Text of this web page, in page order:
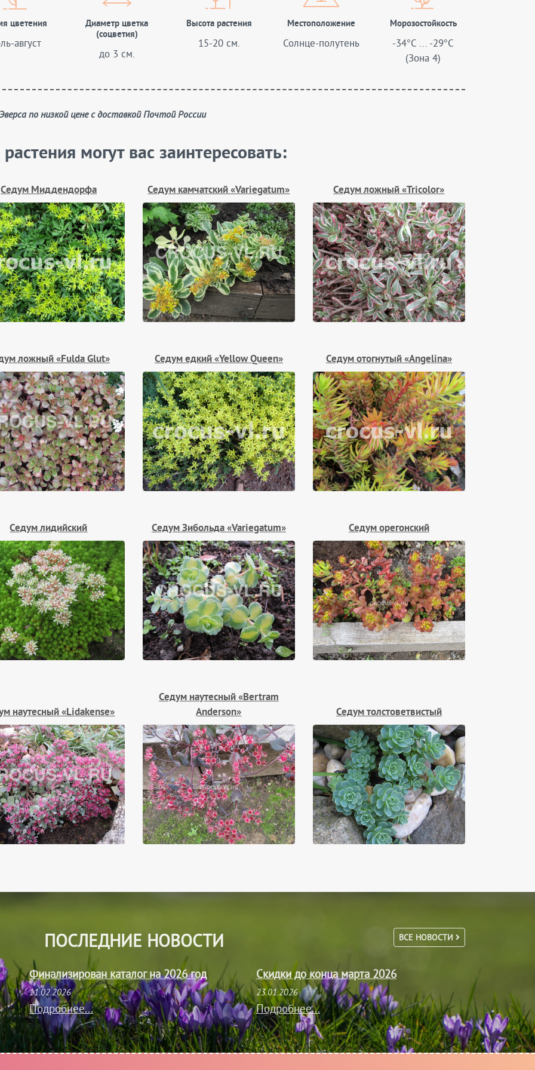
цветения
август
Диаметр цветка
(соцветия)
до 3 см.
Высота растения
15-20 см.
Местоположение
Солнце-полутень
Морозостойкость
-34°C ... -29°C
(Зона 4)
Эверса по низкой цене с доставкой Почтой России
могут вас заинтересовать:
Седум Миддендорфа Седум камчатский «Variegatum» Седум ложный «Tricolor»
ложный «Fulda Glut» Седум едкий «Yellow Queen» Седум отогнутый «Angelina»
Седум лидийский Седум Зибольда «Variegatum» Седум орегонский
наутесный «Lidakense»
Седум наутесный «Bertram
Anderson»
Седум толстоветвистый
ПОСЛЕДНИЕ НОВОСТИ ВСЕ НОВОСТИ
Финализирован каталог на 2026 год
11.02.2026
Подробнее...
Скидки до конца марта 2026
23.01.2026
Подробнее...